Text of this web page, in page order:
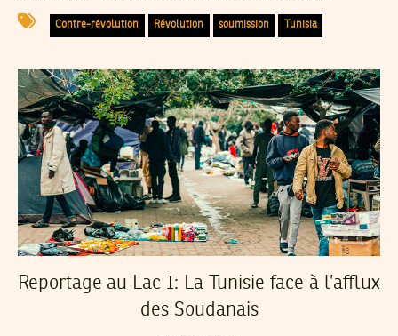
Contre-révolution Révolution soumission Tunisia
Reportage au Lac 1: La Tunisie face à l’afflux
des Soudanais